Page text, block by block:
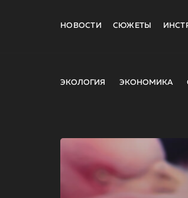
НОВОСТИ СЮЖЕТЫ
ЭКОЛОГИЯ ЭКОНОМИКА